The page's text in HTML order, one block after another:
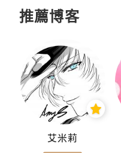
推薦博客
艾米莉